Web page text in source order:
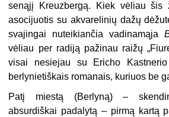
senąjį Kreuzbergą. Kiek vėliau šis
asocijuo­tis su akvarelinių dažų
svajingai nuteikiančia vadi­namąja
vėliau per radiją pažinau raižų
visai nesiejau su Ericho
berlynietiškais romanais, kuriuos be
Patį miestą (Berlyną) –
absurdiškai padalytą – pir­mą kartą